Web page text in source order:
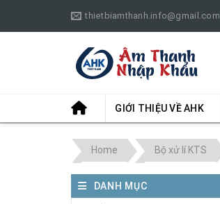
thietbiamthanh.info@gmail.com
GIỚI THIỆU VỀ AHK
Home Bộ xử lí KTS
DANH MỤC